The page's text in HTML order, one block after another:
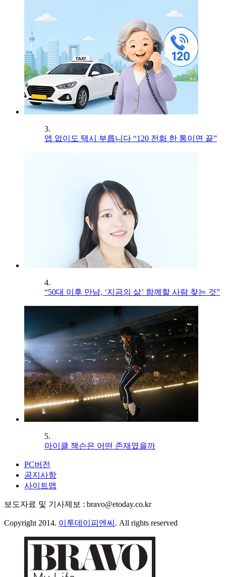
3.
앱 없이도 택시 부릅니다 “120 전화 한 통이면 끝”
4.
“50대 이후 만남, ‘지금의 삶’ 함께할 사람 찾는 것”
5.
마이클 잭슨은 어떤 존재였을까
PC버전
공지사항
사이트맵
보도자료 및 기사제보 : bravo@etoday.co.kr
Copyright 2014. 이투데이피엔씨 . All rights reserved